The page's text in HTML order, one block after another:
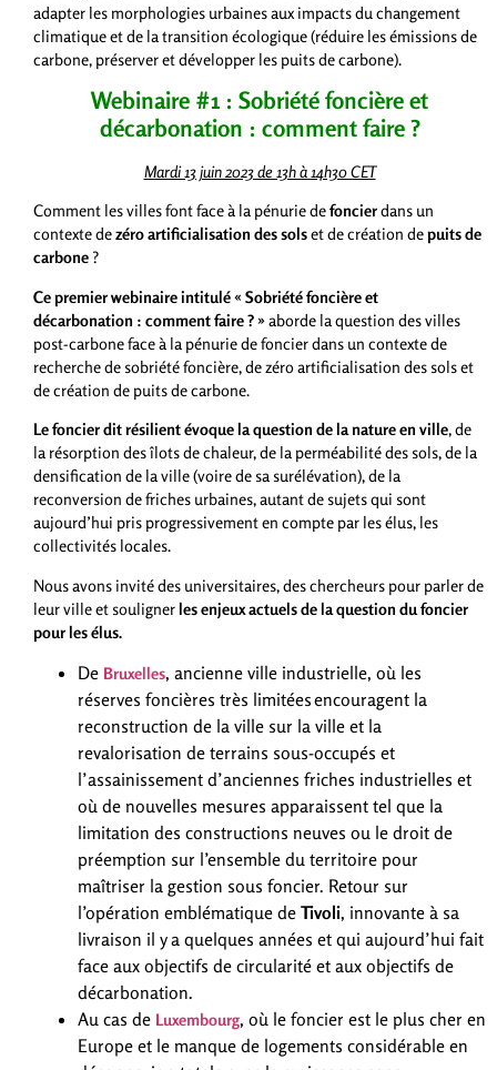
adapter les morphologies urbaines aux impacts du changement
climatique et de la transition écologique (réduire les émissions de
carbone, préserver et développer les puits de carbone).
Webinaire #1 : Sobriété foncière et
décarbonation : comment faire ?
Mardi 13 juin 2023 de 13h à 14h30 CET
Comment les villes font face à la pénurie defoncierdans un
contexte dezéro artificialisation des solset de création depuits de
carbone ?
Ce premier webinaire intitulé « Sobriété foncière et
décarbonation : comment faire ? »aborde la question des villes
post-carbone face à la pénurie de foncier dans un contexte de
recherche de sobriété foncière, de zéro artificialisation des sols et
de création de puits de carbone.
Le foncier dit résilient évoque la question de la nature en ville, de
la résorption des îlots de chaleur, de la perméabilité des sols, de la
densification de la ville (voire de sa surélévation), de la
reconversion de friches urbaines, autant de sujets qui sont
aujourd’hui pris progressivement en compte par les élus, les
collectivités locales.
Nous avons invité des universitaires, des chercheurs pour parler de
leur ville et souligner les enjeux actuels de la question du foncier
pour les élus.
De Bruxelles, ancienne ville industrielle, où les
réserves foncières très limitées encouragent la
reconstruction de la ville sur la ville et la
revalorisation de terrains sous-occupés et
l’assainissement d’anciennes friches industrielles et
où de nouvelles mesures apparaissent tel que la
limitation des constructions neuves ou le droit de
préemption sur l’ensemble du territoire pour
maîtriser la gestion sous foncier. Retour sur
l’opération emblématique de Tivoli, innovante à sa
livraison il y a quelques années et qui aujourd’hui fait
face aux objectifs de circularité et aux objectifs de
décarbonation.
Au cas de Luxembourg, où le foncier est le plus cher en
Europe et le manque de logements considérable en